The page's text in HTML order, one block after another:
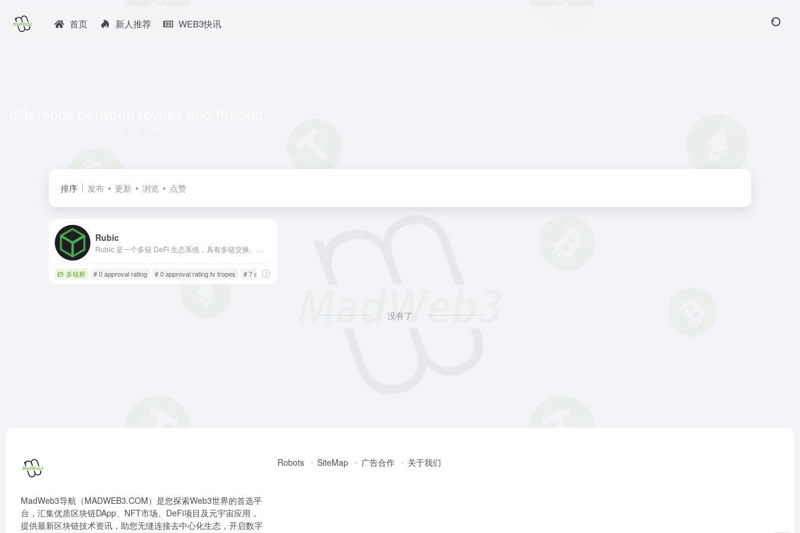
首页 新人推荐 WEB3快讯
排序 发布 更新 浏览 点赞
Rubic
多链桥 # 0 approval rating # 0 approval rating tv tropes # 7 day revocation period
没有了
MadWeb3导航（MADWEB3.COM）是您探索Web3世界的首选平
台，汇集优质区块链DApp、NFT市场、DeFi项目及元宇宙应用，
提供最新区块链技术资讯，助您无缝连接去中心化生态，开启数字
Robots SiteMap 广告合作 关于我们